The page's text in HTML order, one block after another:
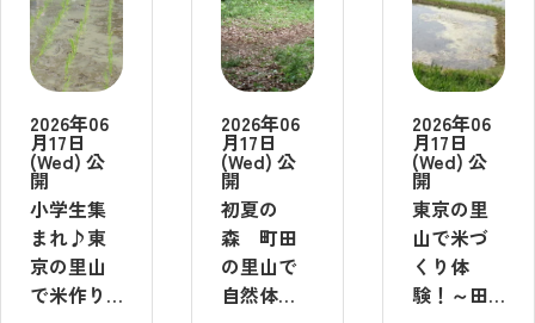
2026年06
月17日
(Wed) 公
開
小学生集
まれ♪東
京の里山
で米作り
2026年06
月17日
(Wed) 公
開
初夏の
森 町田
の里山で
自然体
2026年06
月17日
(Wed) 公
開
東京の里
山で米づ
くり体
験！～田